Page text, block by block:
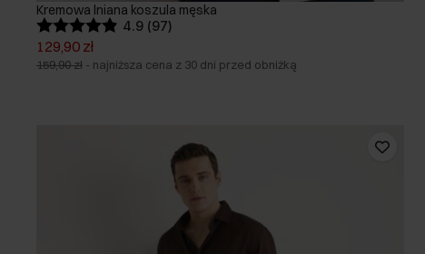
Kremowa lniana koszula męska
4.9 (97)
129,90 zł
159,90 zł - najniższa cena z 30 dni przed obniżką